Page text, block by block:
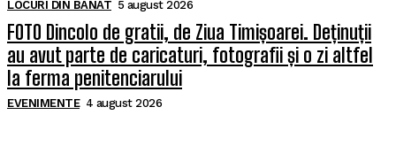
LOCURI DIN BANAT 5 august 2026
FOTO Dincolo de gratii, de Ziua Timișoarei. Deținuții
au avut parte de caricaturi, fotografii și o zi altfel
la ferma penitenciarului
EVENIMENTE 4 august 2026